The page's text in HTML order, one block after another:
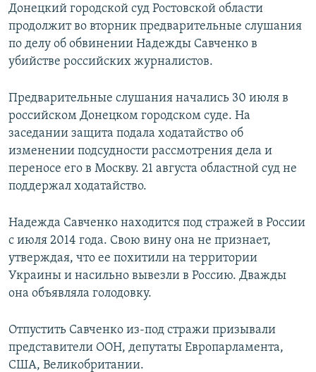
Донецкий городской суд Ростовской области
продолжит во вторник предварительные слушания
по делу об обвинении Надежды Савченко в
убийстве российских журналистов.
Предварительные слушания начались 30 июля в
российском Донецком городском суде. На
заседании защита подала ходатайство об
изменении подсудности рассмотрения дела и
переносе его в Москву. 21 августа областной суд не
поддержал ходатайство.
Надежда Савченко находится под стражей в России
с июля 2014 года. Свою вину она не признает,
утверждая, что ее похитили на территории
Украины и насильно вывезли в Россию. Дважды
она объявляла голодовку.
Отпустить Савченко из-под стражи призывали
представители ООН, депутаты Европарламента,
США, Великобритании.